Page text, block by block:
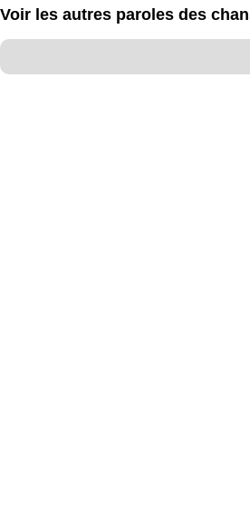
Voir les autres paroles des